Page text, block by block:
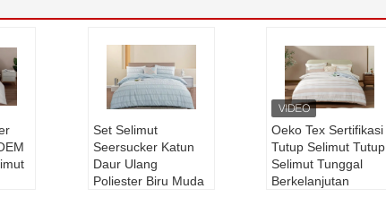
Set Selimut
Seersucker Katun
Daur Ulang
Poliester Biru Muda
Oeko Tex Sertifikasi
Tutup Selimut Tutup
Selimut Tunggal
Berkelanjutan